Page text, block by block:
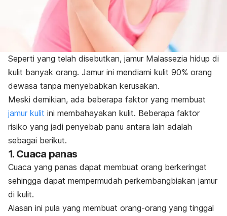
Seperti yang telah disebutkan, jamur Malassezia hidup di
kulit banyak orang. Jamur ini mendiami kulit 90% orang
dewasa tanpa menyebabkan kerusakan.
Meski demikian, ada beberapa faktor yang membuat
jamur kulit ini membahayakan kulit. Beberapa faktor
risiko yang jadi penyebab panu antara lain adalah
sebagai berikut.
1. Cuaca panas
Cuaca yang panas dapat membuat orang berkeringat
sehingga dapat mempermudah perkembangbiakan jamur
di kulit.
Alasan ini pula yang membuat orang-orang yang tinggal